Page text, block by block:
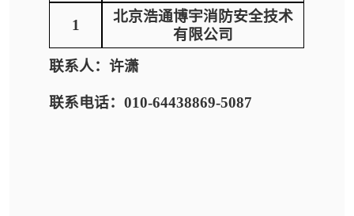
1
北京浩通博宇消防安全技术
有限公司
联系人：许潇
联系电话：010-64438869-5087